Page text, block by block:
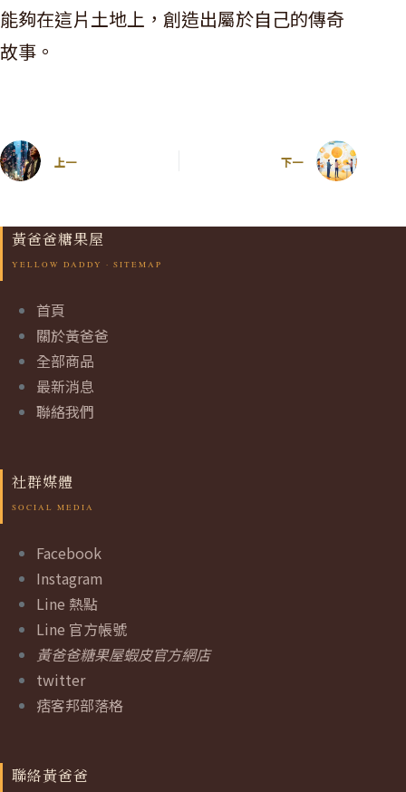
能夠在這片土地上，創造出屬於自己的傳奇
故事。
上一 下一
黃爸爸糖果屋
首頁
關於黃爸爸
全部商品
最新消息
聯絡我們
社群媒體
Facebook
Instagram
Line 熱點
Line 官方帳號
黃爸爸糖果屋蝦皮官方網店
twitter
痞客邦部落格
聯絡黃爸爸